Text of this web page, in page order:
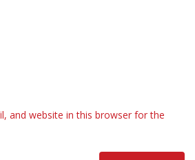
and website in this browser for the